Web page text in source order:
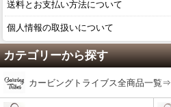
送料とお支払い方法について
個人情報の取扱いについて
カテゴリーから探す
カービングトライブス全商品一覧⇒